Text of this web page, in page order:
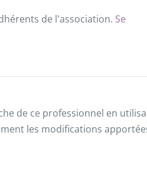
de l'association. Se
de ce professionnel en
les modifications